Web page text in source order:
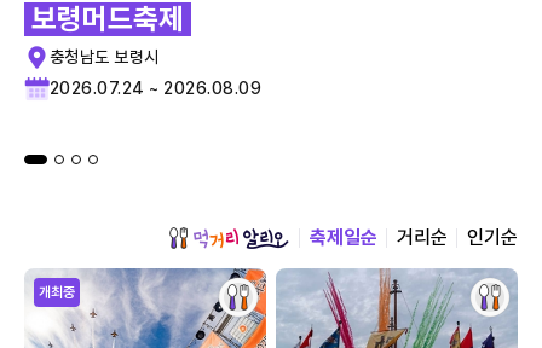
보령머드축제
충청남도 보령시
2026.07.24 ~ 2026.08.09
축제일순 거리순 인기순
개최중